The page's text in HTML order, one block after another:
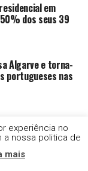
em
dos seus 39
Algarve e torna-
portugueses nas
com
experiência no
a nossa politica de
mais